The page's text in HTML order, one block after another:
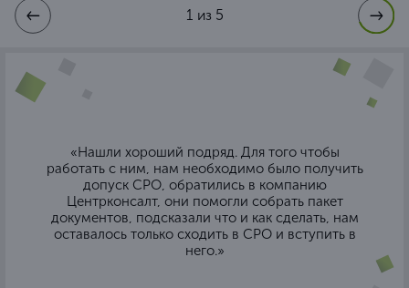
1 из 5
«Нашли хороший подряд. Для того чтобы
работать с ним, нам необходимо было получить
допуск СРО, обратились в компанию
Центрконсалт, они помогли собрать пакет
документов, подсказали что и как сделать, нам
оставалось только сходить в СРО и вступить в
него.»